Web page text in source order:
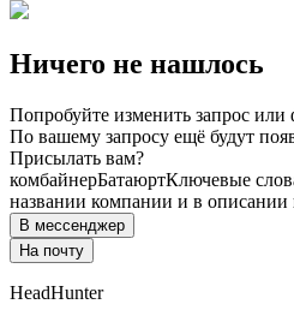
Ничего не нашлось
Попробуйте изменить запрос или
По вашему запросу ещё будут
Присылать вам?
комбайнерБатаюртКлючевые
названии компании и в описании
В мессенджер
На почту
HeadHunter